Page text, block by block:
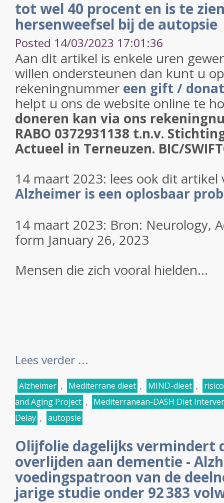
tot wel 40 procent en is te
hersenweefsel bij de autopsie
Posted 14/03/2023 17:01:36
Aan dit artikel is enkele uren
willen ondersteunen dan kunt u
rekeningnummer een gift /
helpt u ons de website online te
doneren kan via ons
RABO 0372931138 t.n.v.
Actueel in Terneuzen. BIC/
14 maart 2023: lees ook dit artikel
Alzheimer is een oplosbaar
14 maart 2023: Bron: Neurology,
form January 26, 2023
Mensen die zich vooral hielden...
Lees verder ...
Alzheimer , Mediterrane dieet , MIND-dieet ,
and Aging Project ,
Mediterranean-DASH Diet
Delay , autopsie
Olijfolie dagelijks vermindert
overlijden aan dementie -
voedingspatroon van de
jarige studie onder 92 383